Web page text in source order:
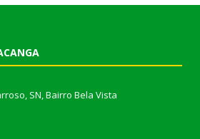
SN, Bairro Bela Vista